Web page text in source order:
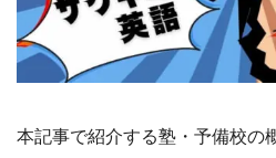
本記事で紹介する塾・予備校の